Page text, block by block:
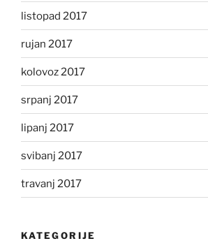
listopad 2017
rujan 2017
kolovoz 2017
srpanj 2017
lipanj 2017
svibanj 2017
travanj 2017
KATEGORIJE